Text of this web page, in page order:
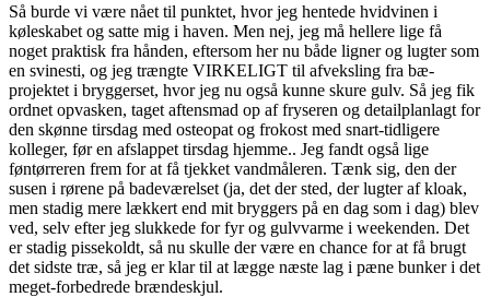
Så burde vi være nået til punktet, hvor jeg hentede hvidvinen i
køleskabet og satte mig i haven. Men nej, jeg må hellere lige få
noget praktisk fra hånden, eftersom her nu både ligner og lugter som
en svinesti, og jeg trængte VIRKELIGT til afveksling fra bæ-
projektet i bryggerset, hvor jeg nu også kunne skure gulv. Så jeg fik
ordnet opvasken, taget aftensmad op af fryseren og detailplanlagt for
den skønne tirsdag med osteopat og frokost med snart-tidligere
kolleger, før en afslappet tirsdag hjemme.. Jeg fandt også lige
føntørreren frem for at få tjekket vandmåleren. Tænk sig, den der
susen i rørene på badeværelset (ja, det der sted, der lugter af kloak,
men stadig mere lækkert end mit bryggers på en dag som i dag) blev
ved, selv efter jeg slukkede for fyr og gulvvarme i weekenden. Det
er stadig pissekoldt, så nu skulle der være en chance for at få brugt
det sidste træ, så jeg er klar til at lægge næste lag i pæne bunker i det
meget-forbedrede brændeskjul.